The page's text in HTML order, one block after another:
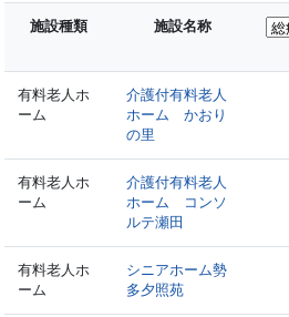
施設種類 施設名称
有料老人ホ
ーム
介護付有料老人
ホーム かおり
の里
有料老人ホ
ーム
介護付有料老人
ホーム コンソ
ルテ瀬田
有料老人ホ
ーム
シニアホーム勢
多夕照苑